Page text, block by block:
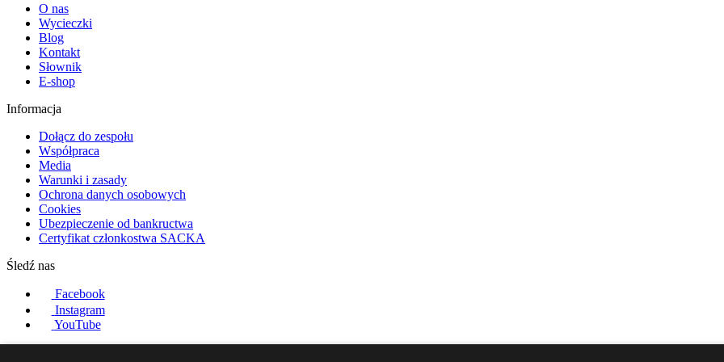
O nas
Wycieczki
Blog
Kontakt
Słownik
E-shop
Informacja
Dołącz do zespołu
Współpraca
Media
Warunki i zasady
Ochrona danych osobowych
Cookies
Ubezpieczenie od bankructwa
Certyfikat członkostwa SACKA
Śledź nas
Facebook
Instagram
YouTube